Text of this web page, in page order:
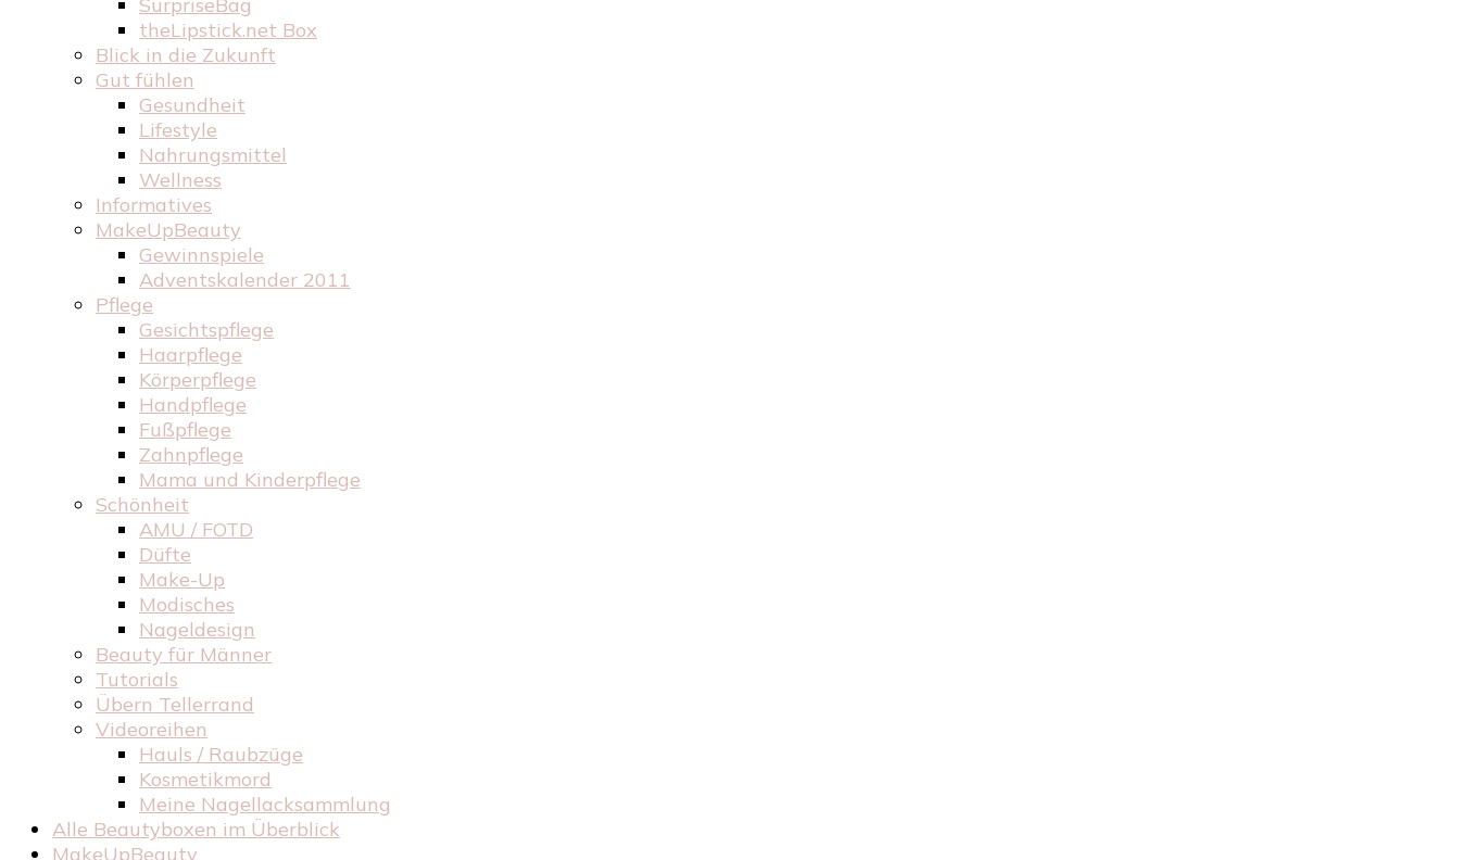
theLipstick.net Box
Blick in die Zukunft
Gut fühlen
Gesundheit
Lifestyle
Nahrungsmittel
Wellness
Informatives
MakeUpBeauty
Gewinnspiele
Adventskalender 2011
Pflege
Gesichtspflege
Haarpflege
Körperpflege
Handpflege
Fußpflege
Zahnpflege
Mama und Kinderpflege
Schönheit
AMU / FOTD
Düfte
Make-Up
Modisches
Nageldesign
Beauty für Männer
Tutorials
Übern Tellerrand
Videoreihen
Hauls / Raubzüge
Kosmetikmord
Meine Nagellacksammlung
Alle Beautyboxen im Überblick
MakeUpBeauty